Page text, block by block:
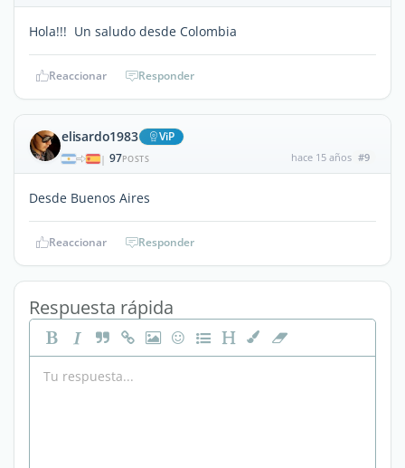
Hola!!! Un saludo desde Colombia
Reaccionar Responder
elisardo1983 ViP
| 97POSTS hace 15 años #9
Desde Buenos Aires
Reaccionar Responder
Respuesta rápida